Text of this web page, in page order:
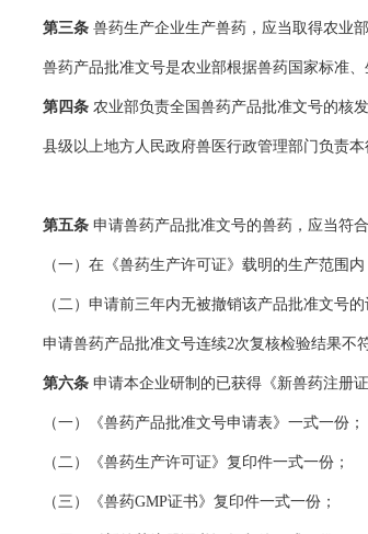
第三条 兽药生产企业生产兽药，应当取得农业
兽药产品批准文号是农业部根据兽药国家标准、
第四条 农业部负责全国兽药产品批准文号的核
县级以上地方人民政府兽医行政管理部门负责本
第五条 申请兽药产品批准文号的兽药，应当符
（一）在《兽药生产许可证》载明的生产范围内
（二）申请前三年内无被撤销该产品批准文号的
申请兽药产品批准文号连续2次复核检验结果不符
第六条 申请本企业研制的已获得《新兽药注册
（一）《兽药产品批准文号申请表》一式一份；
（二）《兽药生产许可证》复印件一式一份；
（三）《兽药GMP证书》复印件一式一份；